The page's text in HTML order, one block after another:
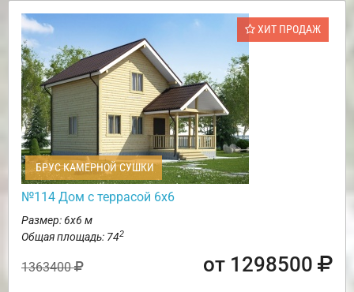
ХИТ ПРОДАЖ
БРУС КАМЕРНОЙ СУШКИ
№114 Дом с террасой 6х6
Размер: 6х6 м
Общая площадь: 742
1363400 от 1298500